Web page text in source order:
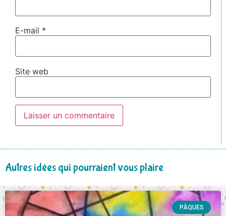
E-mail *
Site web
Autres idées qui pourraient vous plaire
PÂQUES